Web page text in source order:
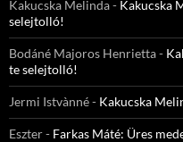
Kakucska Melinda- Kakucska
selejtolló!
Bodáné Majoros Henrietta-
te selejtolló!
Jermi Istvànné- Kakucska
Eszter- Farkas Máté: Üres